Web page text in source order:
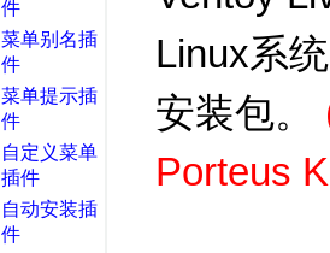
件
菜单别名插
件
菜单提示插
件
自定义菜单
插件
自动安装插
件
Linux系
安装包。
Porteus